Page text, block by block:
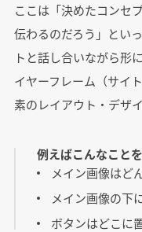
ここは「決めたコンセ
伝わるのだろう」とい
トと話し合いながら形
イヤーフレーム（サイ
素のレイアウト・デザ
例えばこんなこと
メイン画像はど
メイン画像の下
ボタンはどこに